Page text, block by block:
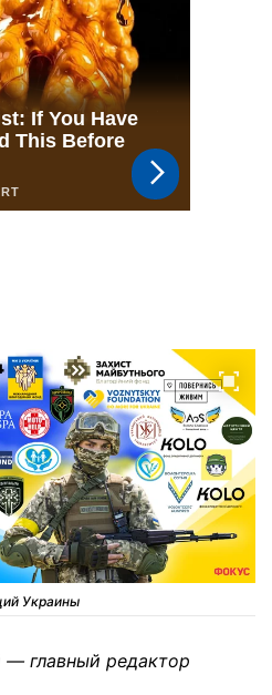
Украины
— главный редактор